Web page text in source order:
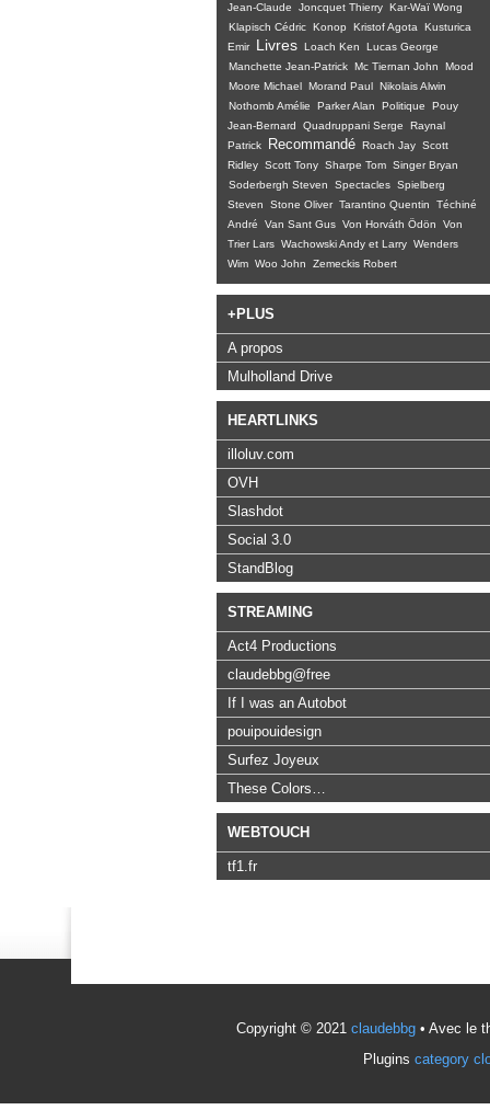
Jean-Claude
Joncquet Thierry Kar-Waï Wong
Klapisch Cédric Konop Kristof Agota
Kusturica
Emir
Livres Loach Ken
Lucas George
Manchette Jean-Patrick Mc Tiernan John
Mood
Moore Michael Morand Paul Nikolais Alwin
Nothomb Amélie
Parker Alan Politique
Pouy
Jean-Bernard
Quadruppani Serge
Raynal
Patrick
Recommandé Roach Jay Scott
Ridley Scott Tony Sharpe Tom Singer Bryan
Soderbergh Steven
Spectacles Spielberg
Steven
Stone Oliver Tarantino Quentin
Téchiné
André
Van Sant Gus Von Horváth Ödön
Von
Trier Lars Wachowski Andy et Larry Wenders
Wim Woo John Zemeckis Robert
+PLUS
A propos
Mulholland Drive
HEARTLINKS
illoluv.com
OVH
Slashdot
Social 3.0
StandBlog
STREAMING
Act4 Productions
claudebbg@free
If I was an Autobot
pouipouidesign
Surfez Joyeux
These Colors…
WEBTOUCH
tf1.fr
Copyright © 2021 claudebbg • Avec le
Plugins category